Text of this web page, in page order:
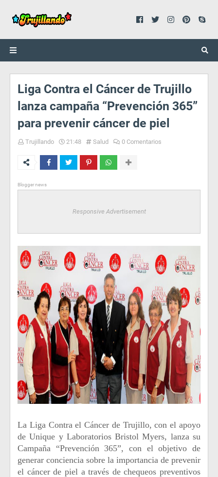
Liga Contra el Cáncer de Trujillo
lanza campaña “Prevención 365”
para prevenir cáncer de piel
Trujillando 21:48 Salud 0 Comentarios
Blogger news
Responsive Advertisement
La Liga Contra el Cáncer de Trujillo, con el apoyo
de Unique y Laboratorios Bristol Myers, lanza su
Campaña “Prevención 365”, con el objetivo de
generar conciencia sobre la importancia de prevenir
el cáncer de piel a través de chequeos preventivos